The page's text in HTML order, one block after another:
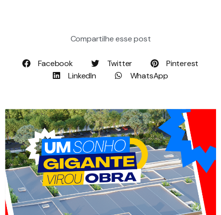
Compartilhe esse post
Facebook Twitter
Pinterest
LinkedIn
WhatsApp